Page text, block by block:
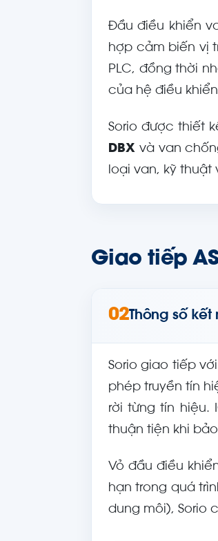
Đầu điều khiển
hợp cảm biến vị
PLC, đồng thời
của hệ điều
Sorio được thiết
DBX và van
loại van, kỹ thuật
Giao tiếp
02Thông số
Sorio giao tiếp
phép truyền tín
rời từng tín hiệu.
thuận tiện khi bảo
Vỏ đầu điều
hạn trong quá
dung môi), Sorio